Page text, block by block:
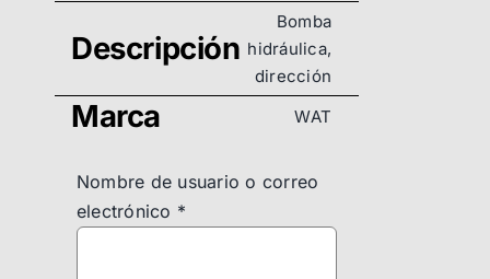
Descripción
Bomba
hidráulica,
dirección
Marca WAT
Nombre de usuario o correo
electrónico *